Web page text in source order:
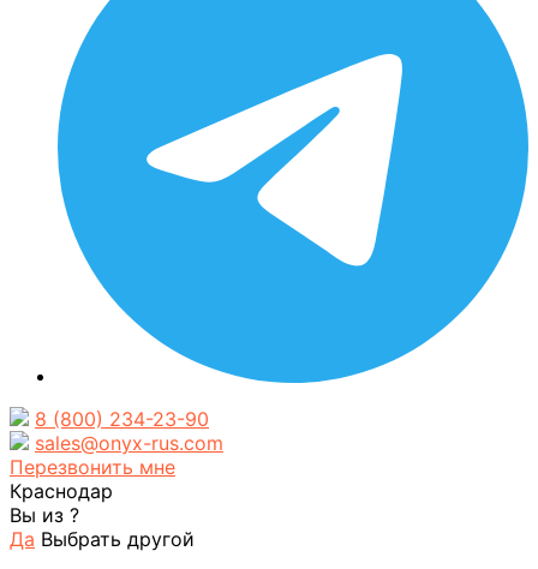
8 (800) 234-23-90
sales@onyx-rus.com
Перезвонить мне
Краснодар
Вы из ?
Да Выбрать другой